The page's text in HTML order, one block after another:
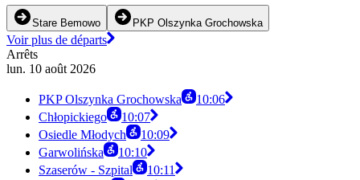
Stare Bemowo PKP Olszynka Grochowska
Voir plus de départs
Arrêts
lun. 10 août 2026
PKP Olszynka Grochowska
10:06
Chłopickiego
10:07
Osiedle Młodych
10:09
Garwolińska
10:10
Szaserów - Szpital
10:11